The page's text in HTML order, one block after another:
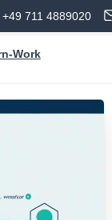
+49 711 4889020
Work